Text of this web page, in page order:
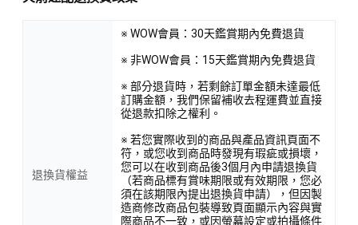
退換貨權益
※ WOW會員：30天鑑賞期內免費退貨
※ 非WOW會員：15天鑑賞期內免費退貨
※ 部分退貨時，若剩餘訂單金額未達最低
訂購金額，我們保留補收去程運費並直接
從退款扣除之權利。
※ 若您實際收到的商品與產品資訊頁面不
符，或您收到商品時發現有瑕疵或損壞，
您可以在收到商品後3個月內申請退換貨
（若商品標有賞味期限或有效期限，您必
須在該期限內提出退換貨申請），但因製
造商修改商品包裝導致頁面顯示內容與實
際商品不一致，或因螢幕設定或拍攝條件